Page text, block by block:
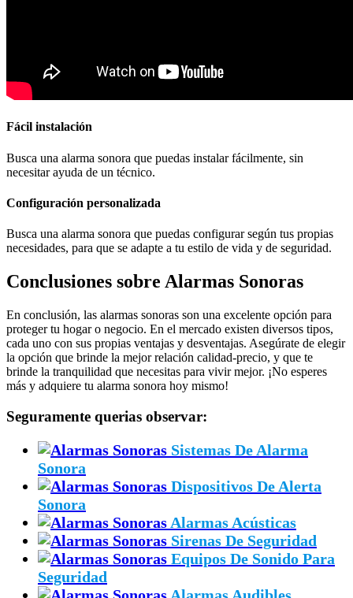
Fácil instalación
Busca una alarma sonora que puedas instalar fácilmente, sin
necesitar ayuda de un técnico.
Configuración personalizada
Busca una alarma sonora que puedas configurar según tus propias
necesidades, para que se adapte a tu estilo de vida y de seguridad.
Conclusiones sobre Alarmas Sonoras
En conclusión, las alarmas sonoras son una excelente opción para
proteger tu hogar o negocio. En el mercado existen diversos tipos,
cada uno con sus propias ventajas y desventajas. Asegúrate de elegir
la opción que brinde la mejor relación calidad-precio, y que te
brinde la tranquilidad que necesitas para vivir mejor. ¡No esperes
más y adquiere tu alarma sonora hoy mismo!
Seguramente querias observar:
Sistemas De Alarma
Sonora
Dispositivos De Alerta
Sonora
Alarmas Acústicas
Sirenas De Seguridad
Equipos De Sonido Para
Seguridad